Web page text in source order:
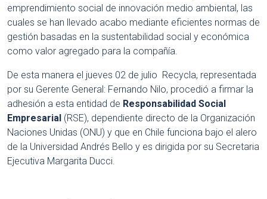
emprendimiento social de innovación medio ambiental, las
cuales se han llevado acabo mediante eficientes normas de
gestión basadas en la sustentabilidad social y económica
como valor agregado para la compañía.
De esta manera el jueves 02 de julio Recycla, representada
por su Gerente General: Fernando Nilo, procedió a firmar la
adhesión a esta entidad de Responsabilidad Social
Empresarial (RSE), dependiente directo de la Organización
Naciones Unidas (ONU) y que en Chile funciona bajo el alero
de la Universidad Andrés Bello y es dirigida por su Secretaria
Ejecutiva Margarita Ducci.